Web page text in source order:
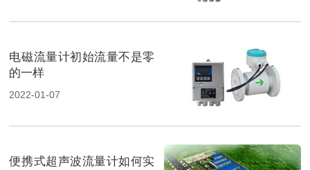
电磁流量计初始流量不是零
的一样
2022-01-07
便携式超声波流量计如何实